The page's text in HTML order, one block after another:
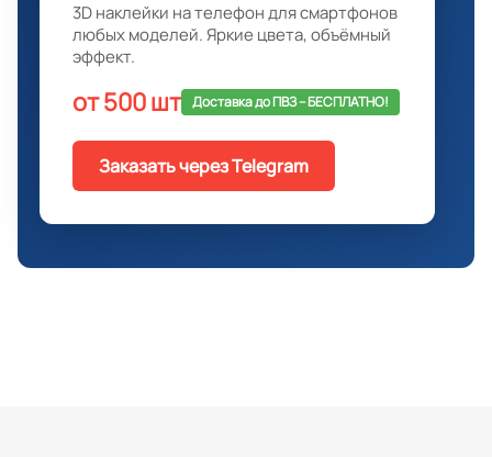
3D наклейки на телефон для смартфонов
любых моделей. Яркие цвета, объёмный
эффект.
от 500 шт Доставка до ПВЗ -- БЕСПЛАТНО!
Заказать через Telegram